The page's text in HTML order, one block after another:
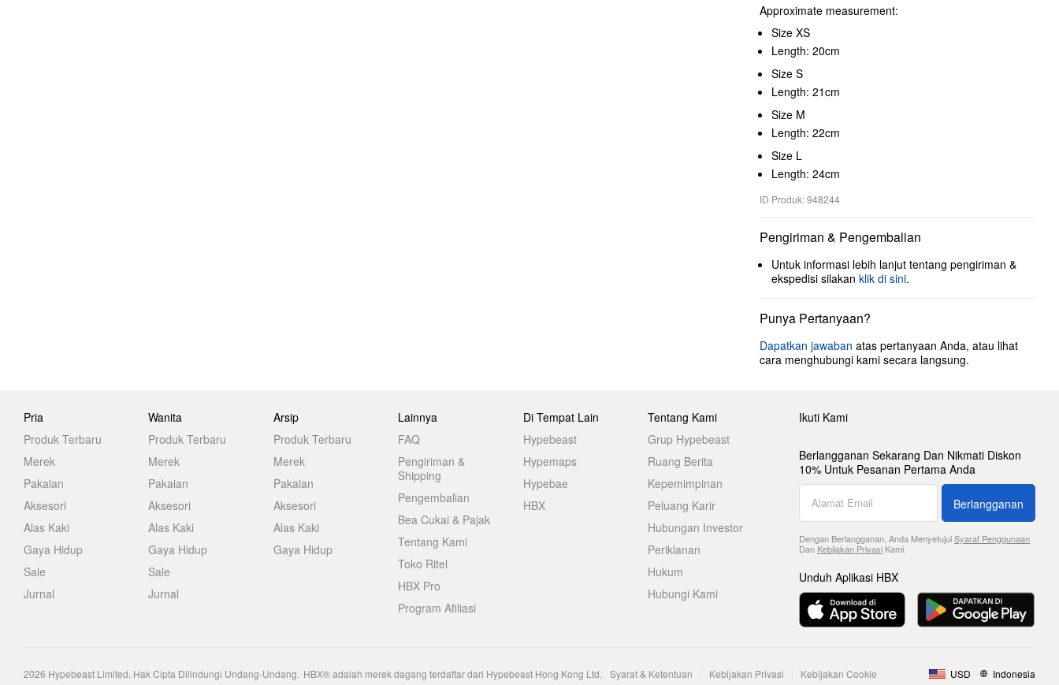
Approximate measurement:
Size XS
Length: 20cm
Size S
Length: 21cm
Size M
Length: 22cm
Size L
Length: 24cm
ID Produk: 948244
Pengiriman & Pengembalian
Untuk informasi lebih lanjut tentang pengiriman &
ekspedisi silakan klik di sini.
Punya Pertanyaan?
Dapatkan jawaban atas pertanyaan Anda, atau lihat
cara menghubungi kami secara langsung.
Pria
Produk Terbaru
Merek
Pakaian
Aksesori
Alas Kaki
Gaya Hidup
Sale
Jurnal
Wanita
Produk Terbaru
Merek
Pakaian
Aksesori
Alas Kaki
Gaya Hidup
Sale
Jurnal
Arsip
Produk Terbaru
Merek
Pakaian
Aksesori
Alas Kaki
Gaya Hidup
Lainnya
FAQ
Pengiriman &
Shipping
Pengembalian
Bea Cukai & Pajak
Tentang Kami
Toko Ritel
HBX Pro
Program Afiliasi
Di Tempat Lain
Hypebeast
Hypemaps
Hypebae
HBX
Tentang Kami
Grup Hypebeast
Ruang Berita
Kepemimpinan
Peluang Karir
Hubungan Investor
Periklanan
Hukum
Hubungi Kami
Ikuti Kami
Berlangganan Sekarang Dan Nikmati Diskon
10% Untuk Pesanan Pertama Anda
Berlangganan
Dengan Berlangganan, Anda MenyetujuiSyarat Penggunaan
Dan Kebijakan PrivasiKami.
Unduh Aplikasi HBX
2026 Hypebeast Limited. Hak Cipta Dilindungi Undang-Undang. HBX® adalah merek dagang terdaftar dari Hypebeast Hong Kong Ltd. Syarat & Ketentuan Kebijakan Privasi Kebijakan Cookie USD Indonesia